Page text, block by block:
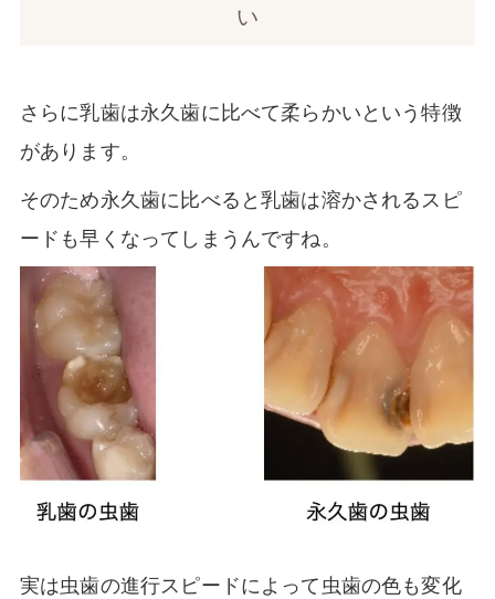
い
さらに乳歯は永久歯に比べて柔らかいという特徴
があります。
そのため永久歯に比べると乳歯は溶かされるスピ
ードも早くなってしまうんですね。
実は虫歯の進行スピードによって虫歯の色も変化